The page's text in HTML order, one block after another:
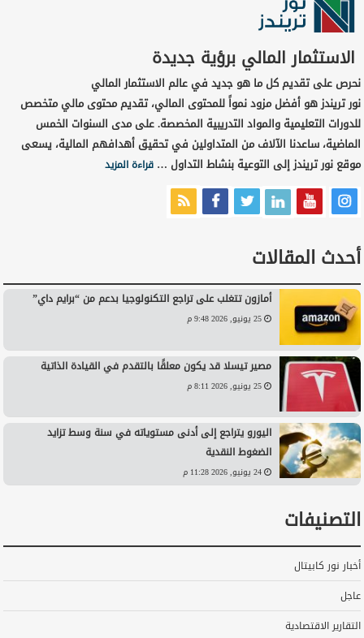
الاستثمار المالي برؤية جديدة
نحرص على تقديم كل ما هو جديد في عالم الاستثمار المالي
نور تريندز هو أفضل مزود نمواً للمحتوى المالي، تقديم محتوى مالي متخصص
للدورات التعليمية والمواد التدريبية المخصصة. على مدى السنوات الخمس
الماضية، ساعدنا الآلاف من المتداولين في تحقيق أهدافهم المالية، يسعى
موقع نور تريندز إلى التوعية بنشاط التداول …قراءة المزيد
أحدث المقالات
أمازون تتغلب على تراجع التكنولوجيا بدعم من “برايم داي”
25 يونيو, 2026 9:48 م
مصير تيسلا قد يكون معلقًا بالتقدم في القيادة الذاتية
25 يونيو, 2026 8:11 م
اليورو يتراجع إلى أدنى مستوياته في سنة وسط تزايد
الضغوط النقدية
24 يونيو, 2026 11:28 م
التصنيفات
أخبار نور كابيتال
عاجل
التقارير الاقتصادية